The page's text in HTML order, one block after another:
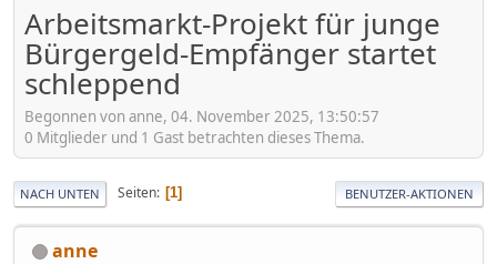
Arbeitsmarkt-Projekt für junge
Bürgergeld-Empfänger startet
schleppend
Begonnen von anne, 04. November 2025, 13:50:57
0 Mitglieder und 1 Gast betrachten dieses Thema.
NACH UNTEN Seiten 1 BENUTZER-AKTIONEN
anne